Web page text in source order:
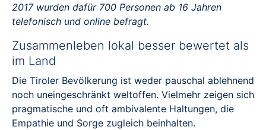
2017 wurden dafür 700 Personen ab 16 Jahren
telefonisch und online befragt.
Zusammenleben lokal besser bewertet als
im Land
Die Tiroler Bevölkerung ist weder pauschal ablehnend
noch uneingeschränkt weltoffen. Vielmehr zeigen sich
pragmatische und oft ambivalente Haltungen, die
Empathie und Sorge zugleich beinhalten.